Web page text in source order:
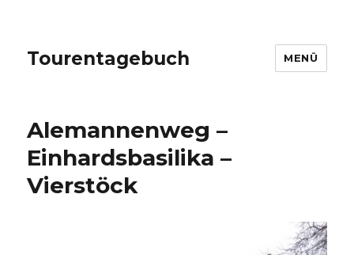
Tourentagebuch MENÜ
Alemannenweg –
Einhardsbasilika –
Vierstöck